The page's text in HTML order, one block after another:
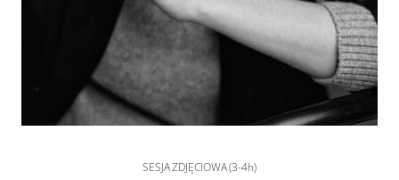
SESJA ZDJĘCIOWA (3-4h)